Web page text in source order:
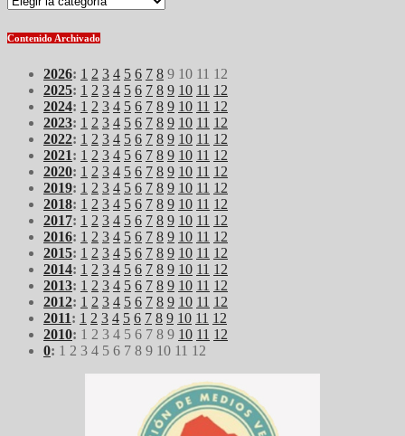
Contenido Archivado
2026: 1 2 3 4 5 6 7 8 9 10 11 12
2025: 1 2 3 4 5 6 7 8 9 10 11 12
2024: 1 2 3 4 5 6 7 8 9 10 11 12
2023: 1 2 3 4 5 6 7 8 9 10 11 12
2022: 1 2 3 4 5 6 7 8 9 10 11 12
2021: 1 2 3 4 5 6 7 8 9 10 11 12
2020: 1 2 3 4 5 6 7 8 9 10 11 12
2019: 1 2 3 4 5 6 7 8 9 10 11 12
2018: 1 2 3 4 5 6 7 8 9 10 11 12
2017: 1 2 3 4 5 6 7 8 9 10 11 12
2016: 1 2 3 4 5 6 7 8 9 10 11 12
2015: 1 2 3 4 5 6 7 8 9 10 11 12
2014: 1 2 3 4 5 6 7 8 9 10 11 12
2013: 1 2 3 4 5 6 7 8 9 10 11 12
2012: 1 2 3 4 5 6 7 8 9 10 11 12
2011: 1 2 3 4 5 6 7 8 9 10 11 12
2010: 1 2 3 4 5 6 7 8 9 10 11 12
0: 1 2 3 4 5 6 7 8 9 10 11 12